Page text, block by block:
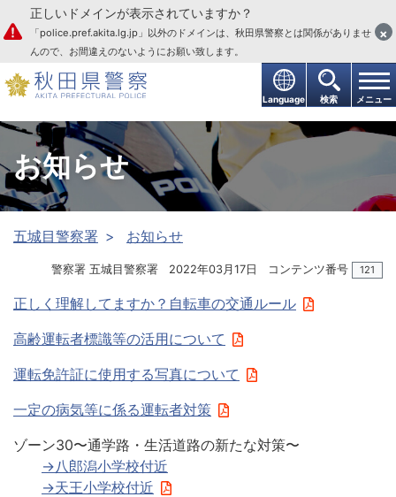
本文へ
Language 検索 メニュー
正しいドメインが表示されていますか？
「police.pref.akita.lg.jp」以外のドメインは、秋田県警察とは関係がありませ
んので、お間違えのないようにお願い致します。
×
お知らせ
五城目警察署 お知らせ
警察署 五城目警察署 2022年03月17日 コンテンツ番号 121
正しく理解してますか？自転車の交通ルール
高齢運転者標識等の活用について
運転免許証に使用する写真について
一定の病気等に係る運転者対策
ゾーン30〜通学路・生活道路の新たな対策〜
→八郎潟小学校付近
→天王小学校付近